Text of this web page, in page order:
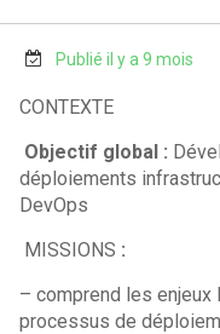
Publié il y a 9 mois
CONTEXTE
Objectif global :
déploiements
DevOps
MISSIONS :
– comprend les enjeux
processus de